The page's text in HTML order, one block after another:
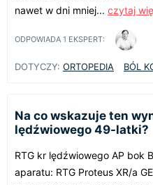
nawet w dni mniej... czytaj
ODPOWIADA 1 EKSPERT:
DOTYCZY: ORTOPEDIA BÓL
Na co wskazuje ten
lędźwiowego 49-latki?
RTG kr lędźwiowego AP bok
aparatu: RTG Proteus XR/a